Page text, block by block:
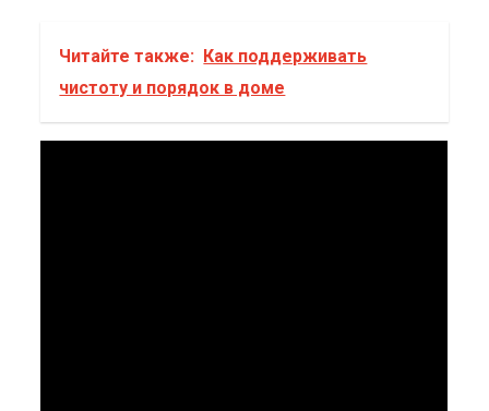
Читайте также: Как поддерживать
чистоту и порядок в доме